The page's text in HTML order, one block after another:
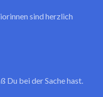
sind herzlich
Du bei der Sache hast.